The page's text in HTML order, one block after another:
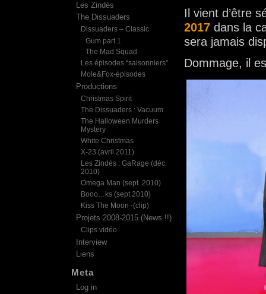
Il vient d’être
2017 dans la
sera jamais
Dommage, il
Les Zindés
The Dissuaders
Dissuaders – Classic
Gum part 1
The Mad Squad
Les épisodes “saisonniers”
Mole&Fox-épisodes
Productions
Christmas Spirit
The Dissuaders : Vacuum
The Halloween Murders
Mystery
White Christmas
X-23 (avril 2011)
Les Zindés : GaRage (déc.
2010)
Omega Man (sept. 2010)
Booo…ks (sept 2010)
Kiss The Moon -(clip)
Projets 2008-2015 (News !!)
Clips vidéo
Interview
Liens
Meta
Log in